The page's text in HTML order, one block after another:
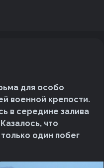
для особо
военной крепости.
в середине залива
что
один побег